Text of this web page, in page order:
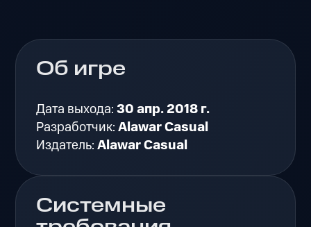
Об игре
Дата выхода:30 апр. 2018 г.
Разработчик:Alawar Casual
Издатель:Alawar Casual
Системные